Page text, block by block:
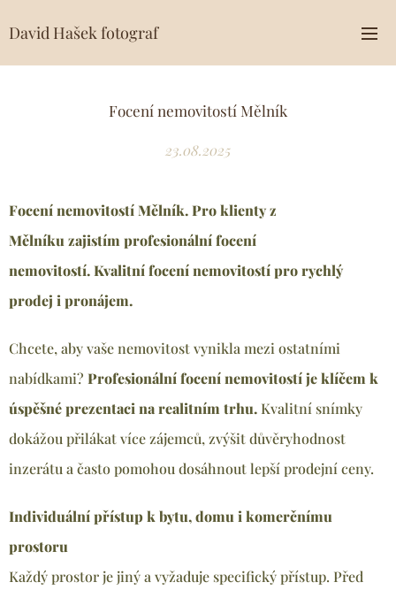
David Hašek fotograf
Focení nemovitostí Mělník
23.08.2025
Focení nemovitostí Mělník. Pro klienty z
Mělníku zajistím profesionální focení
nemovitostí.Kvalitní focení nemovitostí pro rychlý
prodej i pronájem.
Chcete, aby vaše nemovitost vynikla mezi ostatními
nabídkami? Profesionální focení nemovitostí je klíčem k
úspěšné prezentaci na realitním trhu.Kvalitní snímky
dokážou přilákat více zájemců, zvýšit důvěryhodnost
inzerátu a často pomohou dosáhnout lepší prodejní ceny.
Individuální přístup k bytu, domu i komerčnímu
prostoru
Každý prostor je jiný a vyžaduje specifický přístup. Před